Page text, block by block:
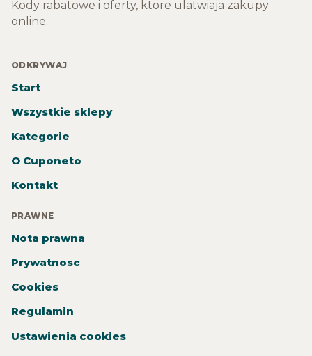
Kody rabatowe i oferty, ktore ulatwiaja zakupy
online.
ODKRYWAJ
Start
Wszystkie sklepy
Kategorie
O Cuponeto
Kontakt
PRAWNE
Nota prawna
Prywatnosc
Cookies
Regulamin
Ustawienia cookies